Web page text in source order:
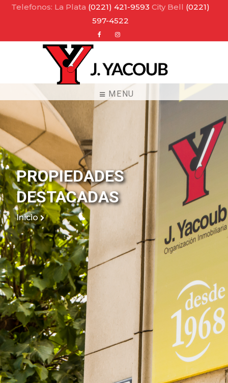
Telefonos: La Plata (0221) 421-9593 City Bell (0221)
597-4522
FacebookInstagram
MENU
PROPIEDADES
DESTACADAS
Inicio